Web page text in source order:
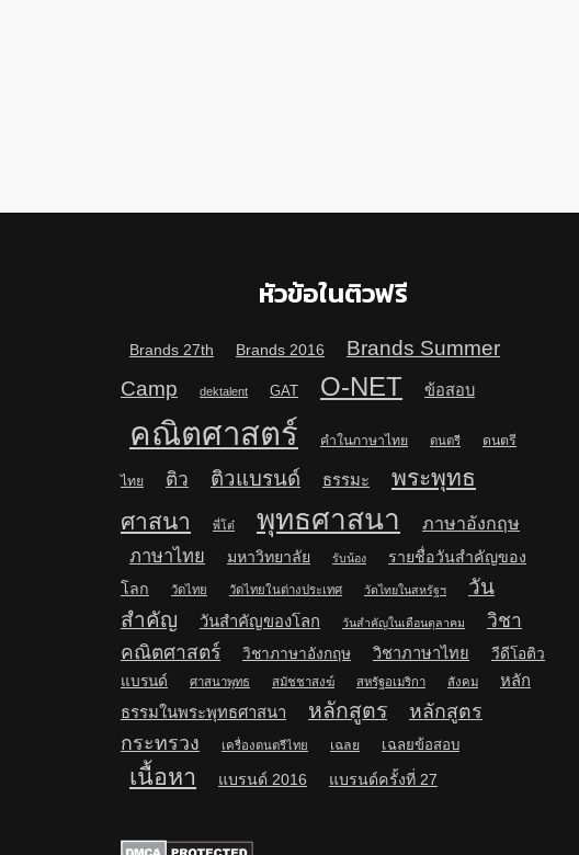
หัวข้อในติวฟรี
Brands 27th Brands 2016
Brands Summer
Camp
dektalent GAT O-NET ข้อสอบ
คณิตศาสตร์ คำในภาษาไทย ดนตรี ดนตรี
ไทย ติว ติวแบรนด์ ธรรมะ
พระพุทธ
ศาสนา
พี่โต๋ พุทธศาสนา ภาษาอังกฤษ
ภาษาไทย มหาวิทยาลัย รับน้อง
รายชื่อวันสำคัญของ
โลก
วัดไทย วัดไทยในต่างประเทศ วัดไทยในสหรัฐฯ
วัน
สำคัญ
วันสำคัญของโลก วันสำคัญในเดือนตุลาคม
วิชา
คณิตศาสตร์
วิชาภาษาอังกฤษ วิชาภาษาไทย
วีดีโอติว
แบรนด์
ศาสนาพุทธ สมัชชาสงฆ์ สหรัฐอเมริกา สังคม
หลัก
ธรรมในพระพุทธศาสนา
หลักสูตร
หลักสูตร
กระทรวง
เครื่องดนตรีไทย เฉลย เฉลยข้อสอบ
เนื้อหา แบรนด์ 2016 แบรนด์ครั้งที่ 27